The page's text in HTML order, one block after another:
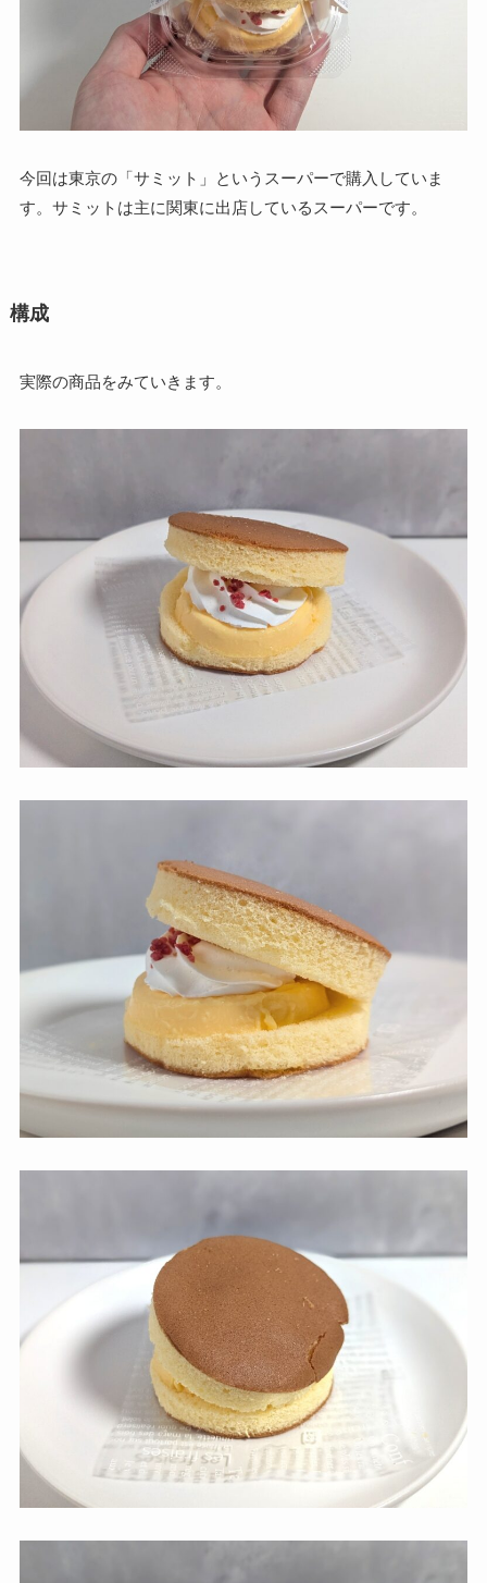
今回は東京の「サミット」というスーパーで購入していま
す。サミットは主に関東に出店しているスーパーです。
構成
実際の商品をみていきます。